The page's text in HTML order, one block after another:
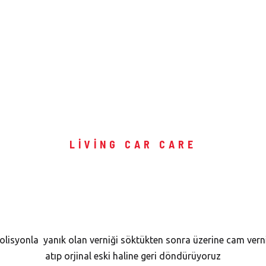
LIVING CAR CARE
yanık olan verniği söktükten sonra üzerine cam
atıp orjinal eski haline geri döndürüyoruz